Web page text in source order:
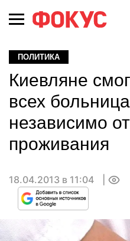
ПОЛИТИКА
Киевляне
всех
независимо
проживания
18.04.2013 в 11:04